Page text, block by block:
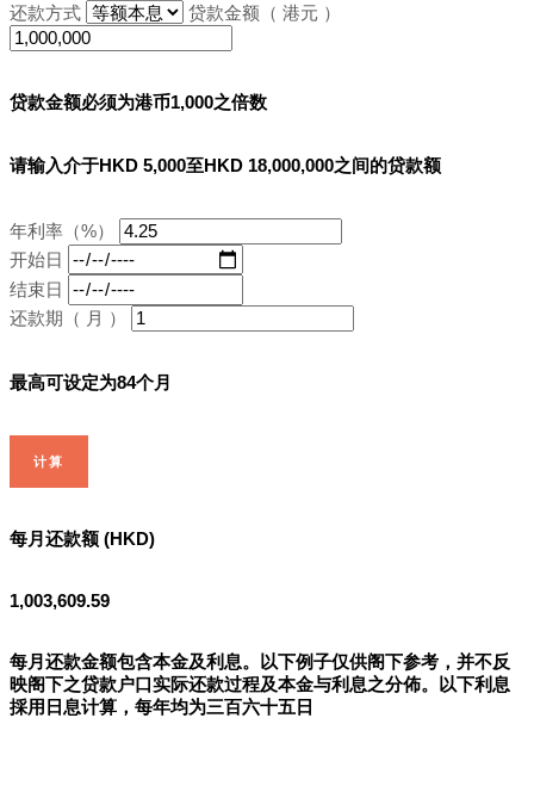
还款方式 贷款金额（ 港元 ）
贷款金额必须为港币1,000之倍数
请输入介于HKD 5,000至HKD 18,000,000之间的贷款额
年利率（%）
开始日
结束日
还款期（ 月 ）
最高可设定为84个月
计算
每月还款额 (HKD)
1,003,609.59
每月还款金额包含本金及利息。以下例子仅供阁下参考，并不反
映阁下之贷款户口实际还款过程及本金与利息之分佈。以下利息
採用日息计算，每年均为三百六十五日